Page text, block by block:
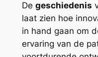
De geschiedenis
laat zien hoe
in hand gaan om
ervaring van de